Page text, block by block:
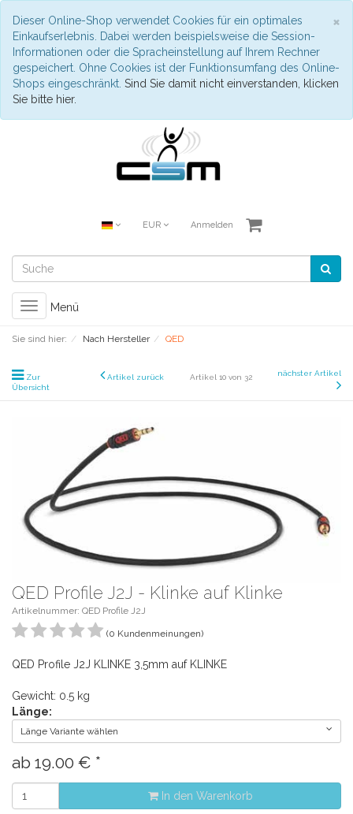
×
Dieser Online-Shop verwendet Cookies für ein optimales
Einkaufserlebnis. Dabei werden beispielsweise die Session-
Informationen oder die Spracheinstellung auf Ihrem Rechner
gespeichert. Ohne Cookies ist der Funktionsumfang des Online-
Shops eingeschränkt. Sind Sie damit nicht einverstanden, klicken
Sie bitte hier.
EUR Anmelden
Toggle
navigation
Menü
Sie sind hier: Nach Hersteller QED
Zur
Übersicht
Artikel zurück Artikel 10 von 32 nächster Artikel
QED Profile J2J - Klinke auf Klinke
Artikelnummer: QED Profile J2J
(0 Kundenmeinungen)
QED Profile J2J KLINKE 3,5mm auf KLINKE
Gewicht: 0.5 kg
Länge:
Länge Variante wählen
ab 19.00 € *
In den Warenkorb